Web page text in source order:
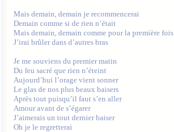
Mais demain, demain je recommencerai
Demain comme si de rien n’était
Mais demain, demain comme pour la première fois
J’irai brûler dans d’autres bras
Je me souviens du premier matin
Du feu sacré que rien n’éteint
Aujourd’hui l’orage vient sonner
Le glas de nos plus beaux baisers
Après tout puisqu’il faut s’en aller
Amour avant de s’égarer
J’aimerais un tout dernier baiser
Oh je le regretterai